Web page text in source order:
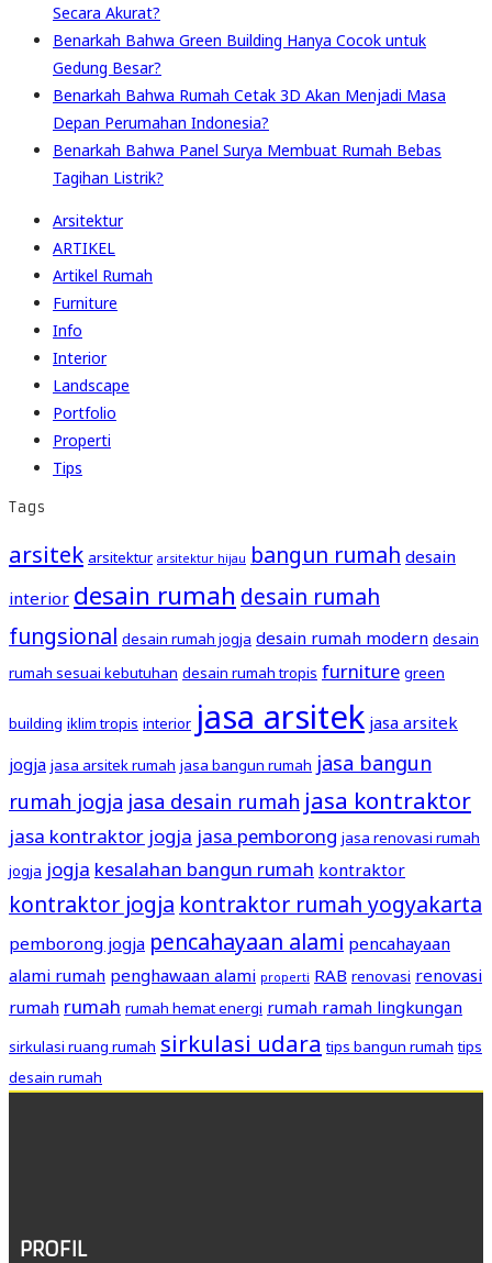
Secara Akurat?
Benarkah Bahwa Green Building Hanya Cocok untuk
Gedung Besar?
Benarkah Bahwa Rumah Cetak 3D Akan Menjadi Masa
Depan Perumahan Indonesia?
Benarkah Bahwa Panel Surya Membuat Rumah Bebas
Tagihan Listrik?
Arsitektur
ARTIKEL
Artikel Rumah
Furniture
Info
Interior
Landscape
Portfolio
Properti
Tips
Tags
arsitek arsitektur arsitektur hijau bangun rumah desain
interior desain rumah desain rumah
fungsional desain rumah jogja desain rumah modern desain
rumah sesuai kebutuhan desain rumah tropis furniture green
building iklim tropis interior jasa arsitek jasa arsitek
jogja jasa arsitek rumah jasa bangun rumah jasa bangun
rumah jogja jasa desain rumah jasa kontraktor
jasa kontraktor jogja jasa pemborong jasa renovasi rumah
jogja jogja kesalahan bangun rumah kontraktor
kontraktor jogja kontraktor rumah yogyakarta
pemborong jogja pencahayaan alami pencahayaan
alami rumah penghawaan alami properti RAB renovasi renovasi
rumah rumah rumah hemat energi rumah ramah lingkungan
sirkulasi ruang rumah sirkulasi udara tips bangun rumah tips
desain rumah
PROFIL